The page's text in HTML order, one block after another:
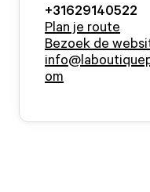
+31629140522
Plan je route
Bezoek de
om